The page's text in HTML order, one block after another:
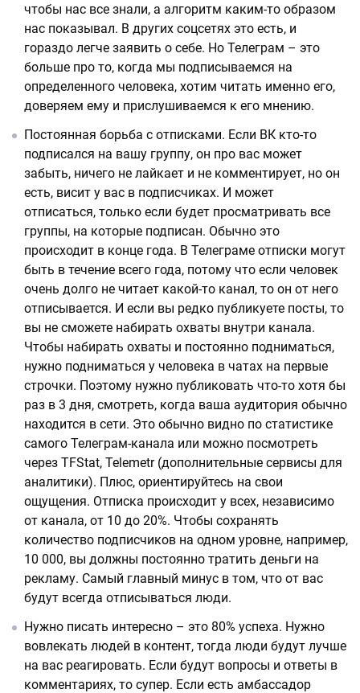
чтобы нас все знали, а алгоритм каким-то образом
нас показывал. В других соцсетях это есть, и
гораздо легче заявить о себе. Но Телеграм – это
больше про то, когда мы подписываемся на
определенного человека, хотим читать именно его,
доверяем ему и прислушиваемся к его мнению.
Постоянная борьба с отписками. Если ВК кто-то
подписался на вашу группу, он про вас может
забыть, ничего не лайкает и не комментирует, но он
есть, висит у вас в подписчиках. И может
отписаться, только если будет просматривать все
группы, на которые подписан. Обычно это
происходит в конце года. В Телеграме отписки могут
быть в течение всего года, потому что если человек
очень долго не читает какой-то канал, то он от него
отписывается. И если вы редко публикуете посты, то
вы не сможете набирать охваты внутри канала.
Чтобы набирать охваты и постоянно подниматься,
нужно подниматься у человека в чатах на первые
строчки. Поэтому нужно публиковать что-то хотя бы
раз в 3 дня, смотреть, когда ваша аудитория обычно
находится в сети. Это обычно видно по статистике
самого Телеграм-канала или можно посмотреть
через TFStat, Telemetr (дополнительные сервисы для
аналитики). Плюс, ориентируйтесь на свои
ощущения. Отписка происходит у всех, независимо
от канала, от 10 до 20%. Чтобы сохранять
количество подписчиков на одном уровне, например,
10 000, вы должны постоянно тратить деньги на
рекламу. Самый главный минус в том, что от вас
будут всегда отписываться люди.
Нужно писать интересно – это 80% успеха. Нужно
вовлекать людей в контент, тогда люди будут лучше
на вас реагировать. Если будут вопросы и ответы в
комментариях, то супер. Если есть амбассадор